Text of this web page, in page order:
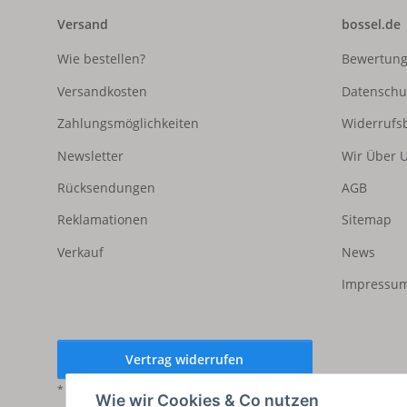
Wie wir Cookies & Co nutzen
Versand
Wie bestellen?
Versandkosten
Zahlungsmöglichkeiten
Newsletter
Rücksendungen
Reklamationen
Verkauf
bossel.de
Wir Über
AGB
Sitemap
News
Vertrag widerrufen
* Alle Preise inkl. gesetzlicher USt., zzgl.